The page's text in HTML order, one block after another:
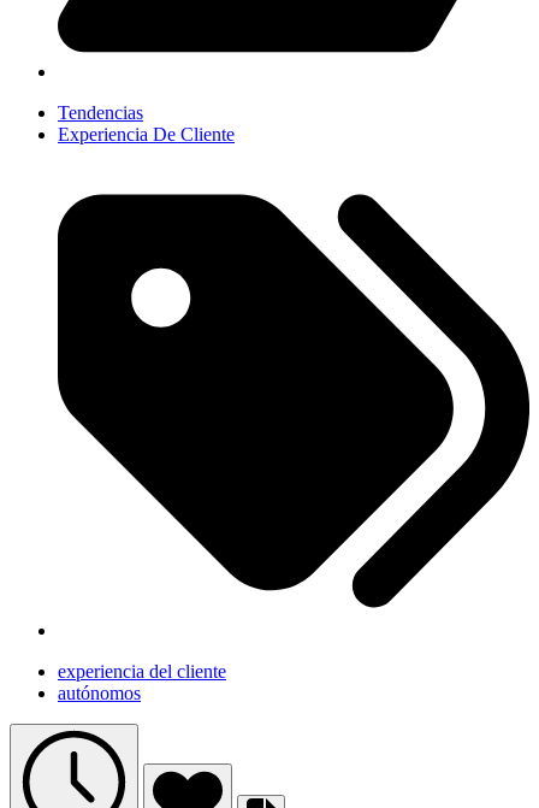
Tendencias
Experiencia De Cliente
experiencia del cliente
autónomos